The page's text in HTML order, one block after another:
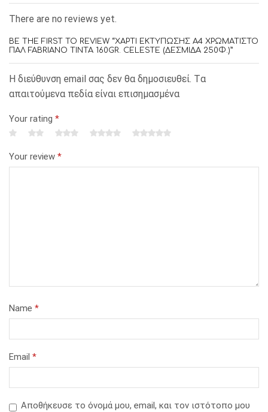
There are no reviews yet.
BE THE FIRST TO REVIEW “ΧΑΡΤΙ ΕΚΤΥΠΩΣΗΣ Α4 ΧΡΩΜΑΤΙΣΤΟ
ΠΑΛ FABRIANO TINTA 160GR. CELESTE (ΔΕΣΜΙΔΑ 250Φ.)”
Η διεύθυνση email σας δεν θα δημοσιευθεί. Tα
απαιτούμενα πεδία είναι επισημασμένα
Your rating *
Your review *
Name *
Email *
Αποθήκευσε το όνομά μου, email, και τον ιστότοπο μου